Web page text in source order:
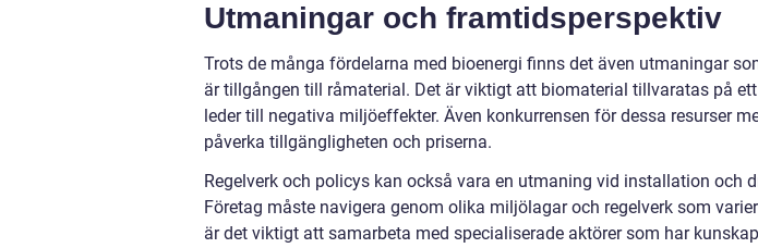
Utmaningar och framtidsperspektiv
Trots de många fördelarna med bioenergi finns det även utmaningar
är tillgången till råmaterial. Det är viktigt att biomaterial tillvaratas på
leder till negativa miljöeffekter. Även konkurrensen för dessa resurser
påverka tillgängligheten och priserna.
Regelverk och policys kan också vara en utmaning vid installation och
Företag måste navigera genom olika miljölagar och regelverk som
är det viktigt att samarbeta med specialiserade aktörer som har